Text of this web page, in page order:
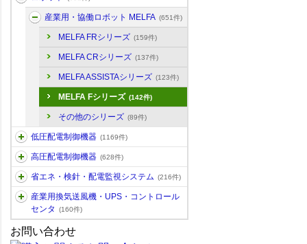
産業用・協働ロボット MELFA (651件)
MELFA FRシリーズ (159件)
MELFA CRシリーズ (137件)
MELFA ASSISTAシリーズ (123件)
MELFA Fシリーズ (142件)
その他のシリーズ (89件)
低圧配電制御機器 (1169件)
高圧配電制御機器 (628件)
省エネ・検針・配電監視システム (216件)
産業用換気送風機・UPS・コントロール
センタ
(160件)
お問い合わせ